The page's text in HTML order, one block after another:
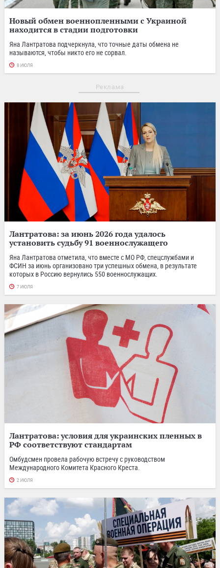
Новый обмен военнопленными с Украиной
находится в стадии подготовки
Яна Лантратова подчеркнула, что точные даты обмена не
называются, чтобы никто его не сорвал.
8 ИЮЛЯ
Реклама
Лантратова: за июнь 2026 года удалось
установить судьбу 91 военнослужащего
Яна Лантратова отметила, что вместе с МО РФ, спецслужбами и
ФСИН за июнь организовано три успешных обмена, в результате
которых в Россию вернулись 550 военнослужащих.
7 ИЮЛЯ
Лантратова: условия для украинских пленных в
РФ соответствуют стандартам
Омбудсмен провела рабочую встречу с руководством
Международного Комитета Красного Креста.
2 ИЮЛЯ